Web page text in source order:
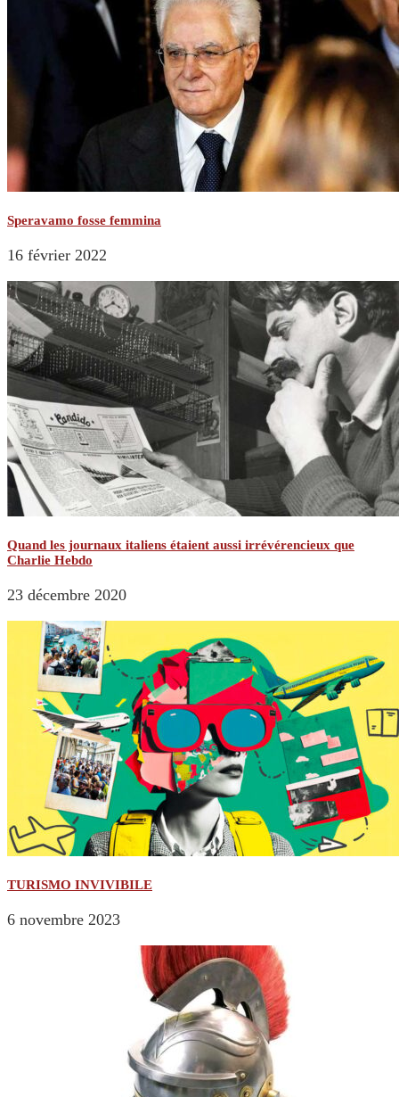
Speravamo fosse femmina
16 février 2022
Quand les journaux italiens étaient aussi irrévérencieux que
Charlie Hebdo
23 décembre 2020
TURISMO INVIVIBILE
6 novembre 2023